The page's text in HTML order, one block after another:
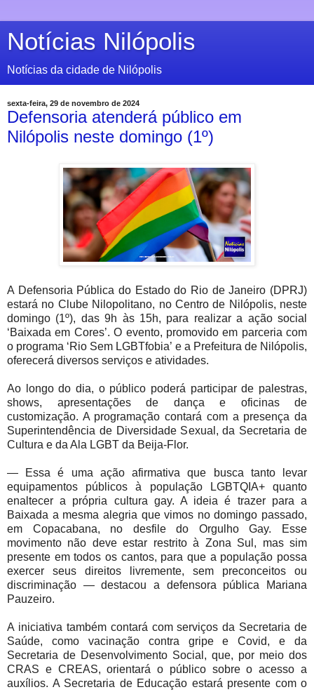
Notícias Nilópolis
Notícias da cidade de Nilópolis
sexta-feira, 29 de novembro de 2024
Defensoria atenderá público em
Nilópolis neste domingo (1º)
A Defensoria Pública do Estado do Rio de Janeiro (DPRJ)
estará no Clube Nilopolitano, no Centro de Nilópolis, neste
domingo (1º), das 9h às 15h, para realizar a ação social
‘Baixada em Cores’. O evento, promovido em parceria com
o programa ‘Rio Sem LGBTfobia’ e a Prefeitura de Nilópolis,
oferecerá diversos serviços e atividades.
Ao longo do dia, o público poderá participar de palestras,
shows, apresentações de dança e oficinas de
customização. A programação contará com a presença da
Superintendência de Diversidade Sexual, da Secretaria de
Cultura e da Ala LGBT da Beija-Flor.
— Essa é uma ação afirmativa que busca tanto levar
equipamentos públicos à população LGBTQIA+ quanto
enaltecer a própria cultura gay. A ideia é trazer para a
Baixada a mesma alegria que vimos no domingo passado,
em Copacabana, no desfile do Orgulho Gay. Esse
movimento não deve estar restrito à Zona Sul, mas sim
presente em todos os cantos, para que a população possa
exercer seus direitos livremente, sem preconceitos ou
discriminação — destacou a defensora pública Mariana
Pauzeiro.
A iniciativa também contará com serviços da Secretaria de
Saúde, como vacinação contra gripe e Covid, e da
Secretaria de Desenvolvimento Social, que, por meio dos
CRAS e CREAS, orientará o público sobre o acesso a
auxílios. A Secretaria de Educação estará presente com o